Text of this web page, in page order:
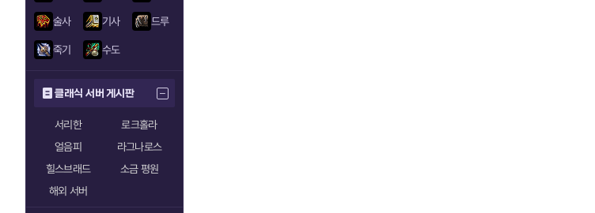
술사 기사 드루
죽기 수도
클래식 서버 게시판
서리한
로크홀라
얼음피
라그나로스
힐스브래드
소금 평원
해외 서버